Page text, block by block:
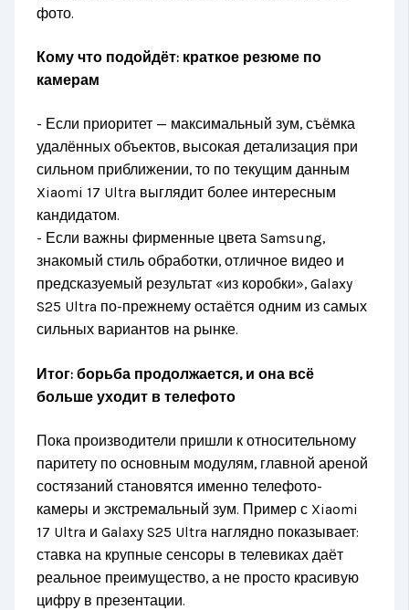
фото.
Кому что подойдёт: краткое резюме по
камерам
- Если приоритет — максимальный зум, съёмка
удалённых объектов, высокая детализация при
сильном приближении, то по текущим данным
Xiaomi 17 Ultra выглядит более интересным
кандидатом.
- Если важны фирменные цвета Samsung,
знакомый стиль обработки, отличное видео и
предсказуемый результат «из коробки», Galaxy
S25 Ultra по-прежнему остаётся одним из самых
сильных вариантов на рынке.
Итог: борьба продолжается, и она всё
больше уходит в телефото
Пока производители пришли к относительному
паритету по основным модулям, главной ареной
состязаний становятся именно телефото-
камеры и экстремальный зум. Пример с Xiaomi
17 Ultra и Galaxy S25 Ultra наглядно показывает:
ставка на крупные сенсоры в телевиках даёт
реальное преимущество, а не просто красивую
цифру в презентации.